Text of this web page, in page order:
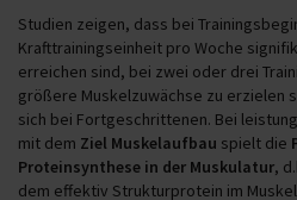
Studien zeigen, dass bei
Krafttrainingseinheit pro Woche
erreichen sind, bei zwei oder drei
größere Muskelzuwächse zu erzielen
sich bei Fortgeschrittenen. Bei
mit dem Ziel Muskelaufbau spielt die
Proteinsynthese in der Muskulatur,
dem effektiv Strukturprotein im